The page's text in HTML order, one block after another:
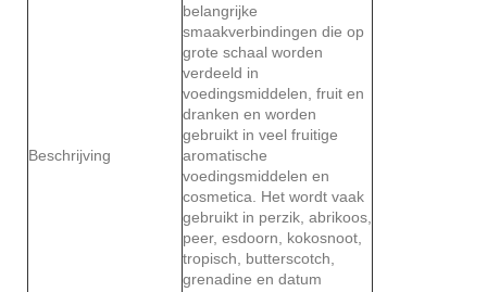
Beschrijving
belangrijke
smaakverbindingen die op
grote schaal worden
verdeeld in
voedingsmiddelen, fruit en
dranken en worden
gebruikt in veel fruitige
aromatische
voedingsmiddelen en
cosmetica. Het wordt vaak
gebruikt in perzik, abrikoos,
peer, esdoorn, kokosnoot,
tropisch, butterscotch,
grenadine en datum